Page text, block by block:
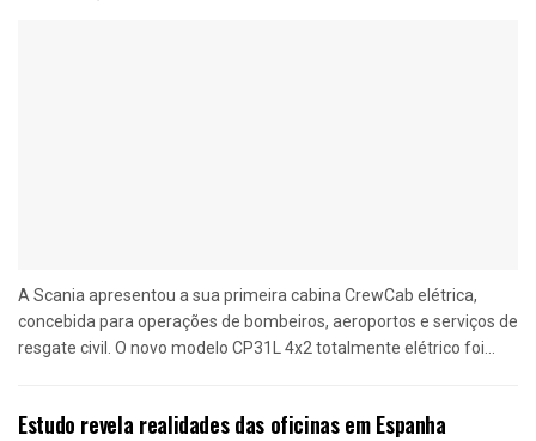
A Scania apresentou a sua primeira cabina CrewCab elétrica,
concebida para operações de bombeiros, aeroportos e serviços de
resgate civil. O novo modelo CP31L 4x2 totalmente elétrico foi...
Estudo revela realidades das oficinas em Espanha